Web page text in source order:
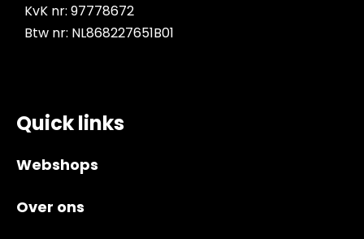
KvK nr: 97778672
Btw nr: NL868227651B01
Quick links
Webshops
Over ons